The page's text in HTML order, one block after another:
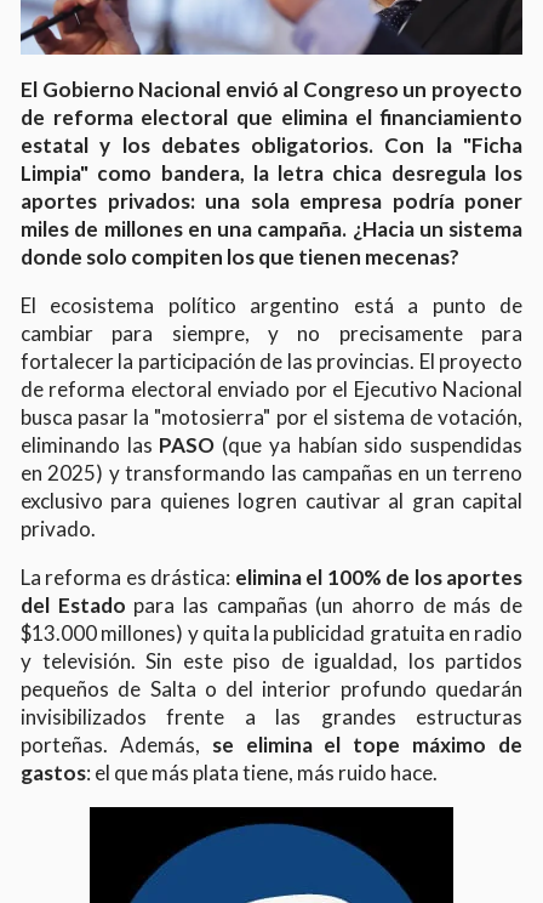
El Gobierno Nacional envió al Congreso un proyecto
de reforma electoral que elimina el financiamiento
estatal y los debates obligatorios. Con la "Ficha
Limpia" como bandera, la letra chica desregula los
aportes privados: una sola empresa podría poner
miles de millones en una campaña. ¿Hacia un sistema
donde solo compiten los que tienen mecenas?
El ecosistema político argentino está a punto de
cambiar para siempre, y no precisamente para
fortalecer la participación de las provincias. El proyecto
de reforma electoral enviado por el Ejecutivo Nacional
busca pasar la "motosierra" por el sistema de votación,
eliminando las PASO (que ya habían sido suspendidas
en 2025) y transformando las campañas en un terreno
exclusivo para quienes logren cautivar al gran capital
privado.
La reforma es drástica: elimina el 100% de los aportes
del Estado para las campañas (un ahorro de más de
$13.000 millones) y quita la publicidad gratuita en radio
y televisión. Sin este piso de igualdad, los partidos
pequeños de Salta o del interior profundo quedarán
invisibilizados frente a las grandes estructuras
porteñas. Además, se elimina el tope máximo de
gastos: el que más plata tiene, más ruido hace.